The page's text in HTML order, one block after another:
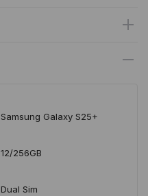
Samsung Galaxy S25+
12/256GB
Dual Sim